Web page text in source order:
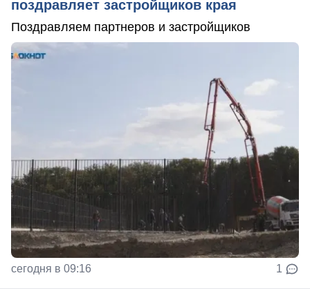
поздравляет застройщиков края
Поздравляем партнеров и застройщиков
сегодня в 09:16 1